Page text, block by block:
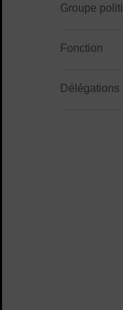
Groupe
Fonction
Délégations